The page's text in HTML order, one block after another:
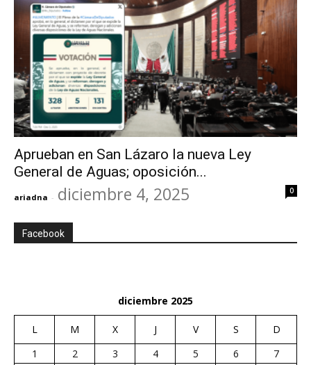
Aprueban en San Lázaro la nueva Ley
General de Aguas; oposición...
ariadna - diciembre 4, 2025 0
Facebook
diciembre 2025
L M X J V S
D
1
2 3 4 5 6
7